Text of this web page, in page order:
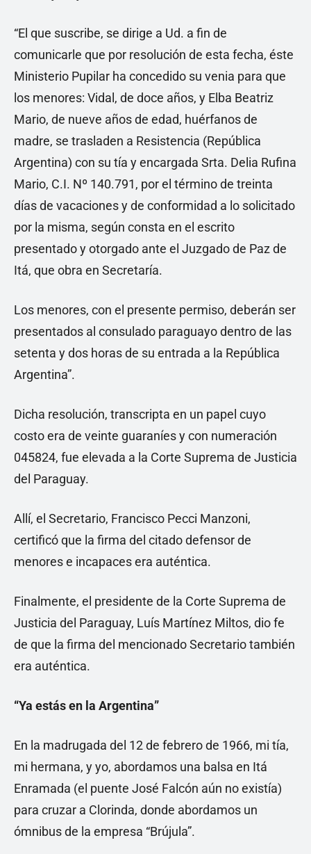
“El que suscribe, se dirige a Ud. a fin de
comunicarle que por resolución de esta fecha, éste
Ministerio Pupilar ha concedido su venia para que
los menores: Vidal, de doce años, y Elba Beatriz
Mario, de nueve años de edad, huérfanos de
madre, se trasladen a Resistencia (República
Argentina) con su tía y encargada Srta. Delia Rufina
Mario, C.I. Nº 140.791, por el término de treinta
días de vacaciones y de conformidad a lo solicitado
por la misma, según consta en el escrito
presentado y otorgado ante el Juzgado de Paz de
Itá, que obra en Secretaría.
Los menores, con el presente permiso, deberán ser
presentados al consulado paraguayo dentro de las
setenta y dos horas de su entrada a la República
Argentina”.
Dicha resolución, transcripta en un papel cuyo
costo era de veinte guaraníes y con numeración
045824, fue elevada a la Corte Suprema de Justicia
del Paraguay.
Allí, el Secretario, Francisco Pecci Manzoni,
certificó que la firma del citado defensor de
menores e incapaces era auténtica.
Finalmente, el presidente de la Corte Suprema de
Justicia del Paraguay, Luís Martínez Miltos, dio fe
de que la firma del mencionado Secretario también
era auténtica.
“Ya estás en la Argentina”
En la madrugada del 12 de febrero de 1966, mi tía,
mi hermana, y yo, abordamos una balsa en Itá
Enramada (el puente José Falcón aún no existía)
para cruzar a Clorinda, donde abordamos un
ómnibus de la empresa “Brújula”.